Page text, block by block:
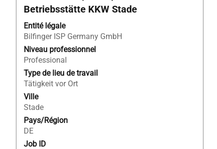
Betriebsstätte KKW Stade
Entité légale
Bilfinger ISP Germany GmbH
Niveau professionnel
Professional
Type de lieu de travail
Tätigkeit vor Ort
Ville
Stade
Pays/Région
DE
Job ID
avec
la
barre
d’espacement
pour
afficher
tout
le
contenu
des
informations
d’emploi.